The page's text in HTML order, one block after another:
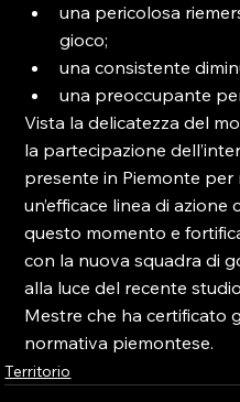
una pericolosa
gioco;
una consistente
una preoccupante
Vista la delicatezza del
la partecipazione
presente in Piemonte
un’efficace linea di
questo momento e
con la nuova squadra di
alla luce del recente
Mestre che ha certificato
normativa piemontese.
Territorio